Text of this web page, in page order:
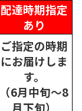
配達時期指定
あり
ご指定の時期
にお届けしま
す。
（6月中旬～8
月下旬）